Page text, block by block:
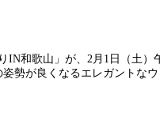
和歌山」が、2月1日（土
勢が良くなるエレガント